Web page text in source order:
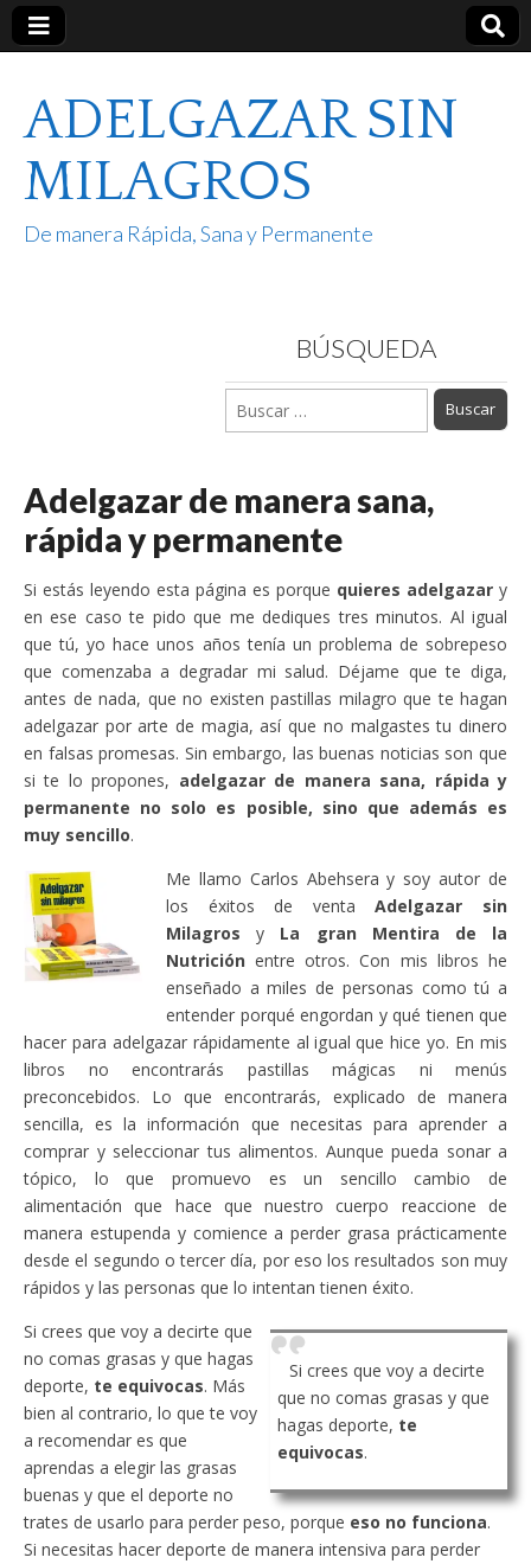
ADELGAZAR SIN
MILAGROS
De manera Rápida, Sana y Permanente
BÚSQUEDA
Buscar:
Adelgazar de manera sana,
rápida y permanente
Si estás leyendo esta página es porque quieres adelgazar y
en ese caso te pido que me dediques tres minutos. Al igual
que tú, yo hace unos años tenía un problema de sobrepeso
que comenzaba a degradar mi salud. Déjame que te diga,
antes de nada, que no existen pastillas milagro que te hagan
adelgazar por arte de magia, así que no malgastes tu dinero
en falsas promesas. Sin embargo, las buenas noticias son que
si te lo propones, adelgazar de manera sana, rápida y
permanente no solo es posible, sino que además es
muy sencillo.
Me llamo Carlos Abehsera y soy autor de
los éxitos de ventaAdelgazar sin
Milagros y La gran Mentira de la
Nutrición entre otros. Con mis libros he
enseñado a miles de personas como tú a
entender porqué engordan y qué tienen que
hacer para adelgazar rápidamente al igual que hice yo. En mis
libros no encontrarás pastillas mágicas ni menús
preconcebidos. Lo que encontrarás, explicado de manera
sencilla, es la información que necesitas para aprender a
comprar y seleccionar tus alimentos. Aunque pueda sonar a
tópico, lo que promuevo es un sencillo cambio de
alimentación que hace que nuestro cuerpo reaccione de
manera estupenda y comience a perder grasa prácticamente
desde el segundo o tercer día, por eso los resultados son muy
rápidos y las personas que lo intentan tienen éxito.
Si crees que voy a decirte
que no comas grasas y que
hagas deporte, te
equivocas.
Si crees que voy a decirte que
no comas grasas y que hagas
deporte, te equivocas. Más
bien al contrario, lo que te voy
a recomendar es que
aprendas a elegir las grasas
buenas y que el deporte no
trates de usarlo para perder peso, porque eso no funciona.
Si necesitas hacer deporte de manera intensiva para perder